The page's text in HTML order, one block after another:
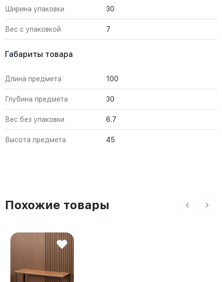
Ширина упаковки 30
Вес с упаковкой 7
Габариты товара
Длина предмета 100
Глубина предмета 30
Вес без упаковки 6.7
Высота предмета 45
Похожие товары